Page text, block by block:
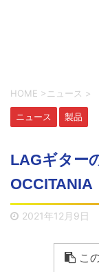
HOME > ニュース >
ニュース 製品
LAGギター
OCCITANIA
2021年12月9日
こ